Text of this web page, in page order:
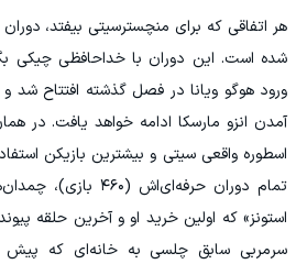
هر اتفاقی که برای منچسترسیتی بیفتد،
ورود هوگو ویانا در فصل گذشته افتتاح شد و
آمدن انزو مارسکا ادامه خواهد یافت. در
اسطوره واقعی سیتی و بیشترین بازیکن
تمام دوران
سرمربی سابق چلسی به خانه‌ای که